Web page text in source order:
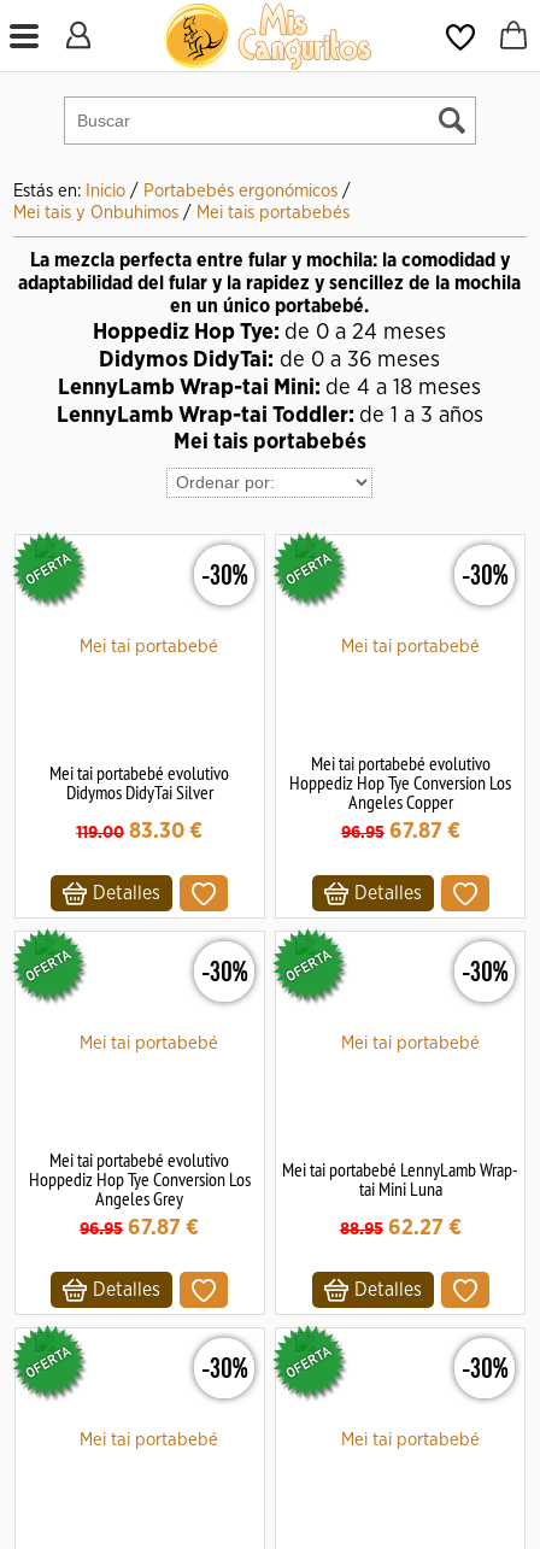
Estás en: Inicio / Portabebés ergonómicos /
Mei tais y Onbuhimos / Mei tais portabebés
La mezcla perfecta entre fular y mochila: la comodidad y
adaptabilidad del fular y la rapidez y sencillez de la mochila
en un único portabebé.
Hoppediz Hop Tye: de 0 a 24 meses
Didymos DidyTai: de 0 a 36 meses
LennyLamb Wrap-tai Mini: de 4 a 18 meses
LennyLamb Wrap-tai Toddler: de 1 a 3 años
Mei tais portabebés
-30%
Mei tai portabebé evolutivo
Didymos DidyTai Silver
119.00 83.30 €
Detalles
-30%
Mei tai portabebé evolutivo
Hoppediz Hop Tye Conversion Los
Angeles Copper
96.95 67.87 €
Detalles
-30%
Mei tai portabebé evolutivo
Hoppediz Hop Tye Conversion Los
Angeles Grey
96.95 67.87 €
Detalles
-30%
Mei tai portabebé LennyLamb Wrap-
tai Mini Luna
88.95 62.27 €
Detalles
-30% -30%